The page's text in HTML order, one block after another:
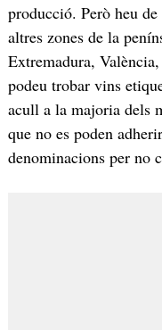
producció. Però heu de
altres zones de la
Extremadura,
podeu trobar vins
acull a la majoria dels
que no es poden
denominacions per no